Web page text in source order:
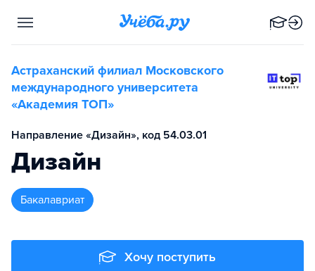
Астраханский филиал Московского
международного университета
«Академия TOП»
Направление «Дизайн», код 54.03.01
Дизайн
бакалавриат
Хочу поступить